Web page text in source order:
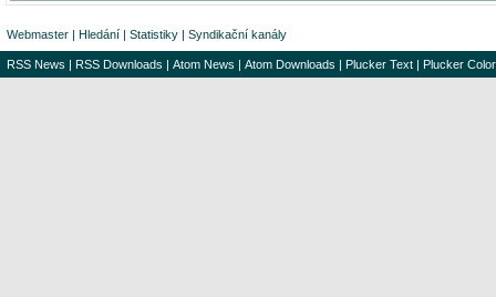
Webmaster | Hledání | Statistiky | Syndikační kanály
RSS News | RSS Downloads | Atom News | Atom Downloads | Plucker Text | Plucker Color